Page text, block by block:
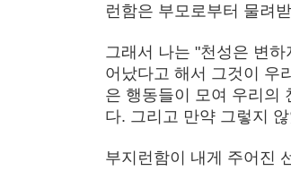
런함은 부모로부터 물려
그래서 나는 "천성은 변
어났다고 해서 그것이 우
은 행동들이 모여 우리의
다. 그리고 만약 그렇지
부지런함이 내게 주어진